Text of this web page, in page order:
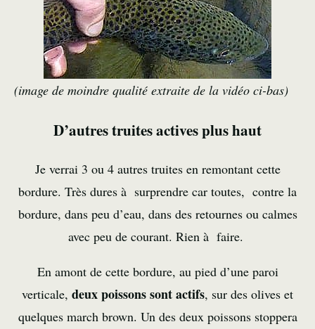
(image de moindre qualité extraite de la vidéo ci-bas)
D’autres truites actives plus haut
Je verrai 3 ou 4 autres truites en remontant cette
bordure. Très dures à surprendre car toutes, contre la
bordure, dans peu d’eau, dans des retournes ou calmes
avec peu de courant. Rien à faire.
En amont de cette bordure, au pied d’une paroi
verticale, deux poissons sont actifs, sur des olives et
quelques march brown. Un des deux poissons stoppera